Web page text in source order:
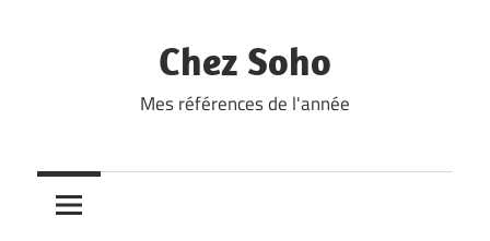
Chez Soho
Mes références de l'année